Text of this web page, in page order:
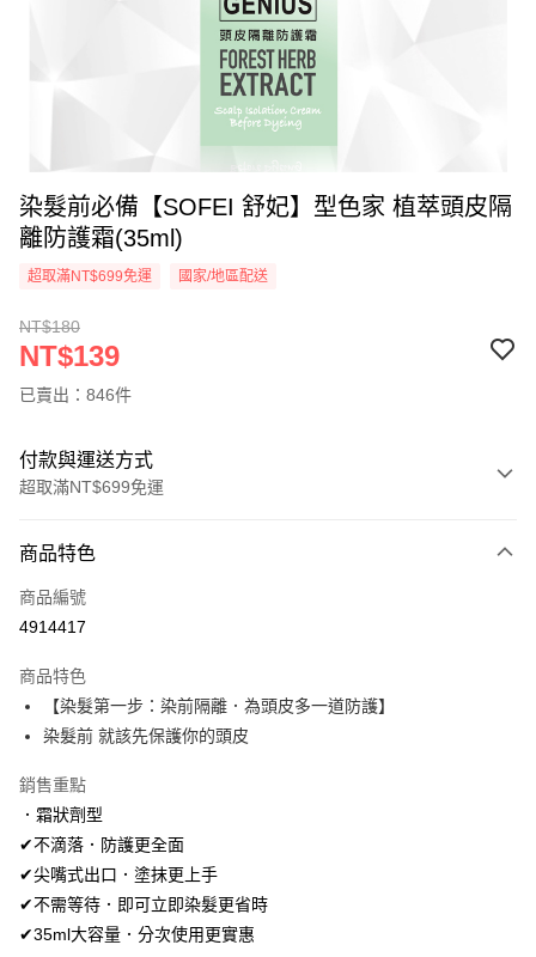
染髮前必備【SOFEI 舒妃】型色家 植萃頭皮隔
離防護霜(35ml)
超取滿NT$699免運 國家/地區配送
NT$180
NT$139
已賣出：846件
付款與運送方式
超取滿NT$699免運
信用卡一次付款
超商取貨付款
Apple Pay
街口支付
悠遊付
AFTEE先享後付
相關說明
AFTEE先享後付是「在收到商品之後才付款」的支付方式。 讓您購物簡單
便利好安心！
ATM付款
商品特色
商品編號
4914417
商品特色
【染髮第一步：染前隔離．為頭皮多一道防護】
染髮前 就該先保護你的頭皮
銷售重點
．霜狀劑型
✔不滴落．防護更全面
✔尖嘴式出口．塗抹更上手
✔不需等待．即可立即染髮更省時
✔35ml大容量．分次使用更實惠